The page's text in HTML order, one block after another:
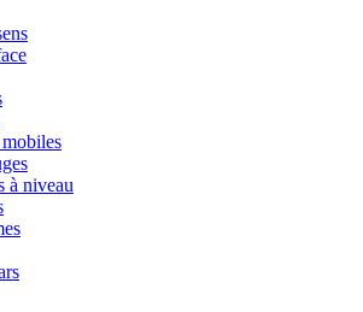
à niveau